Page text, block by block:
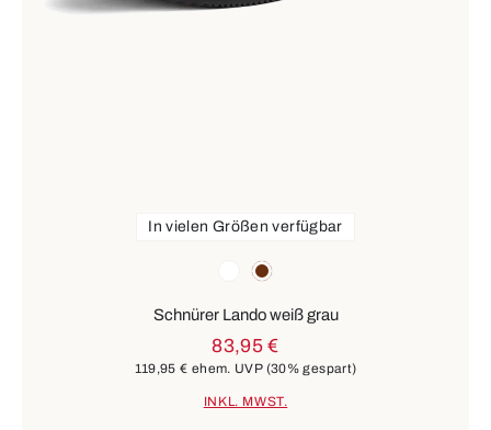
weißbraun
In vielen Größen verfügbar
Schnürer Lando weiß grau
83,95 €
119,95 € ehem. UVP (30% gespart)
INKL. MWST.